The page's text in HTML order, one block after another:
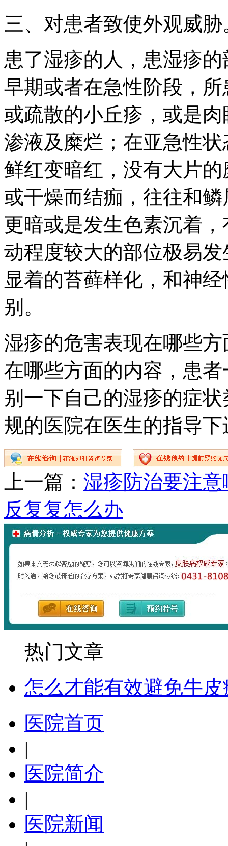
三、对患者致使外观威胁
患了湿疹的人，患湿疹
早期或者在急性阶段，
或疏散的小丘疹，或是
渗液及糜烂；在亚急性
鲜红变暗红，没有大片
或干燥而结痂，往往和
更暗或是发生色素沉着
动程度较大的部位极易
显着的苔藓样化，和神
别。
湿疹的危害表现在哪些
在哪些方面的内容，患
别一下自己的湿疹的症
规的医院在医生的指导
上一篇： 湿疹防治要注
反复复怎么办
热门文章
怎么才能有效避免牛皮
医院首页
|
医院简介
|
医院新闻